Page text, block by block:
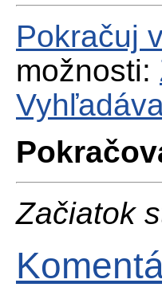
Pokračuj
možnosti:
Začiatok